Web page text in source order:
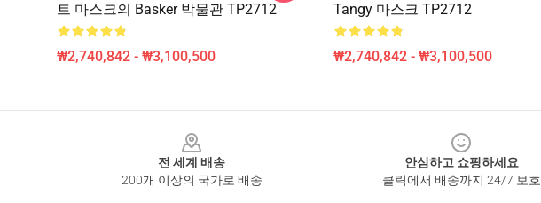
트 마스크의 Basker 박물관 TP2712
₩2,740,842 - ₩3,100,500
Tangy 마스크 TP2712
₩2,740,842 - ₩3,100,500
전 세계 배송
200개 이상의 국가로 배송
안심하고 쇼핑하세요
클릭에서 배송까지 24/7 보호